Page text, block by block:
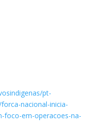
pt-
nacional-inicia-
foco-em-operacoes-na-